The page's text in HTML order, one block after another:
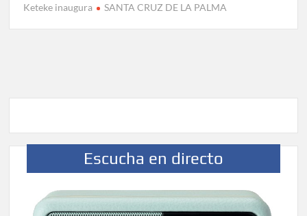
Keteke inaugura
SANTA CRUZ DE LA PALMA
Escucha en directo